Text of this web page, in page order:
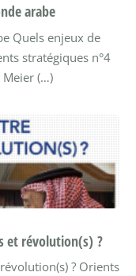
arabe
Quels enjeux de
stratégiques n°4
Meier (…)
et révolution(s) ?
? Orients